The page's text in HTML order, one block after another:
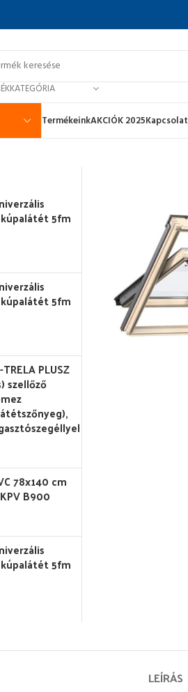
TermékeinkAKCIÓK 2025Kapcsolat
5fm
5fm
PLUSZ
szellőző
78x140 cm
B900
5fm
LEÍRÁS